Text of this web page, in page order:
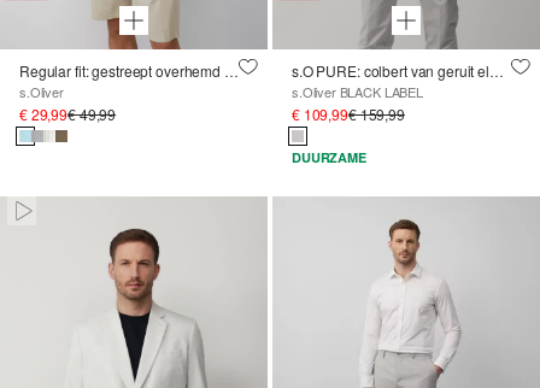
Regular fit: gestreept overhemd van katoen- en linnenmix
s.Oliver
€ 29,99€ 49,99
s.O PURE: colbert van geruit elastisch weefsel
s.Oliver BLACK LABEL
€ 109,99€ 159,99
DUURZAME
Paused • Muted